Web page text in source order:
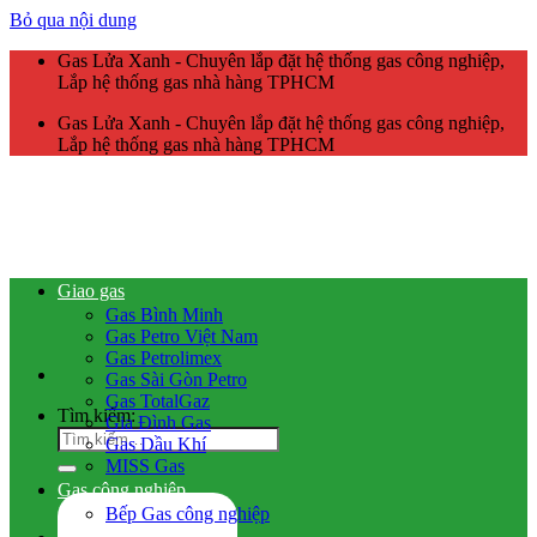
Bỏ qua nội dung
Gas Lửa Xanh - Chuyên lắp đặt hệ thống gas công nghiệp,
Lắp hệ thống gas nhà hàng TPHCM
Gas Lửa Xanh - Chuyên lắp đặt hệ thống gas công nghiệp,
Lắp hệ thống gas nhà hàng TPHCM
Tìm kiếm:
Giao gas
Gas Bình Minh
Gas Petro Việt Nam
Gas Petrolimex
Gas Sài Gòn Petro
Gas TotalGaz
Gia Đình Gas
Gas Dầu Khí
MISS Gas
Gas công nghiệp
Bếp Gas công nghiệp